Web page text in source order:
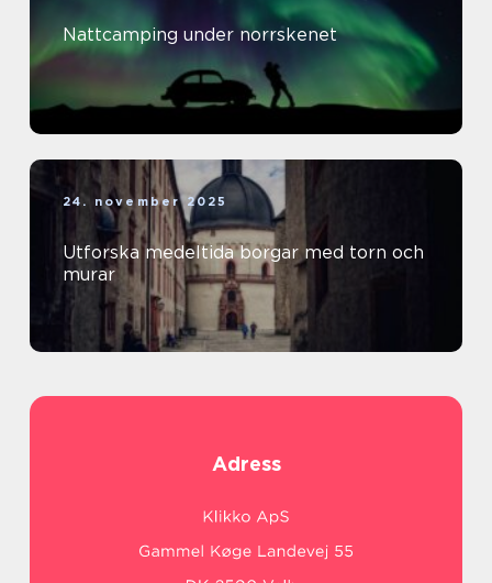
Nattcamping under norrskenet
24. november 2025
Utforska medeltida borgar med torn och
murar
Adress